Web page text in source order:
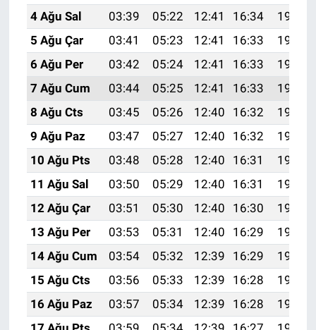
4 Ağu Sal
03:39 05:22 12:41 16:34
19:50
5 Ağu Çar
03:41 05:23 12:41 16:33
19:49
6 Ağu Per
03:42 05:24 12:41 16:33
19:48
7 Ağu Cum
03:44 05:25 12:41 16:33
19:46
8 Ağu Cts
03:45 05:26 12:40 16:32
19:45
9 Ağu Paz
03:47 05:27 12:40 16:32
19:44
10 Ağu Pts
03:48 05:28 12:40 16:31
19:43
11 Ağu Sal
03:50 05:29 12:40 16:31
19:41
12 Ağu Çar
03:51 05:30 12:40 16:30
19:40
13 Ağu Per
03:53 05:31 12:40 16:29
19:39
14 Ağu Cum
03:54 05:32 12:39 16:29
19:37
15 Ağu Cts
03:56 05:33 12:39 16:28
19:36
16 Ağu Paz
03:57 05:34 12:39 16:28
19:35